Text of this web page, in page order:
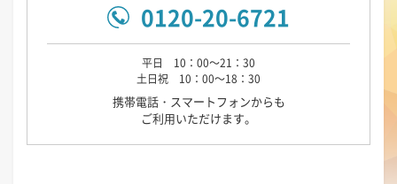
0120-20-6721
平日 10：00～21：30
土日祝 10：00～18：30
携帯電話・スマートフォンからも
ご利用いただけます。